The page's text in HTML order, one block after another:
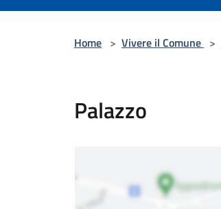
Home > Vivere il Comune >
Palazzo